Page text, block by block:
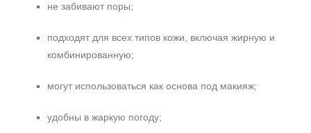
не забивают поры;
подходят для всех типов кожи, включая жирную и
комбинированную;
могут использоваться как основа под макияж;
удобны в жаркую погоду;